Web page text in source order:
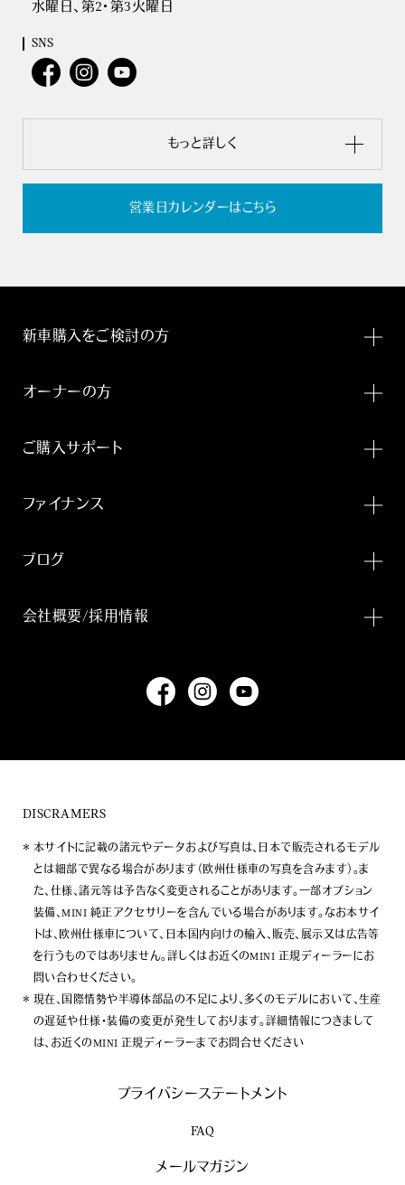
水曜日、第2・第3火曜日
SNS
もっと詳しく
営業日カレンダーはこちら
新車購入をご検討の方
オーナーの方
ご購入サポート
ファイナンス
ブログ
会社概要/採用情報
DISCRAMERS
本サイトに記載の諸元やデータおよび写真は、日本で販売されるモデル
とは細部で異なる場合があります（欧州仕様車の写真を含みます）。ま
た、仕様、諸元等は予告なく変更されることがあります。一部オプション
装備、MINI 純正アクセサリーを含んでいる場合があります。なお本サイ
トは、欧州仕様車について、日本国内向けの輸入、販売、展示又は広告等
を行うものではありません。詳しくはお近くのMINI 正規ディーラーにお
問い合わせください。
現在、国際情勢や半導体部品の不足により、多くのモデルにおいて、生産
の遅延や仕様・装備の変更が発生しております。詳細情報につきまして
は、お近くのMINI 正規ディーラーまでお問合せください
プライバシーステートメント
FAQ
メールマガジン